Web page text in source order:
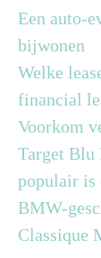
Een auto-
bijwonen
Welke
financial
Voorkom
Target Blu
populair is
BMW-
Classique